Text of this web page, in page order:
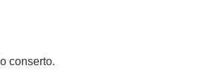
conserto.